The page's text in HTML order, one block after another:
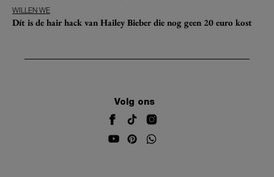
WILLEN WE
Dít is de hair hack van Hailey Bieber die nog geen 20 euro kost
Volg ons